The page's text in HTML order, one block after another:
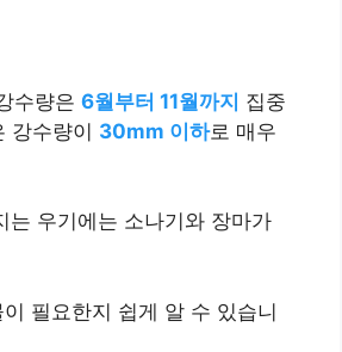
수량은 6월부터 11월까지 집중
강수량이 30mm 이하로 매우
는 우기에는 소나기와 장마가
필요한지 쉽게 알 수 있습니